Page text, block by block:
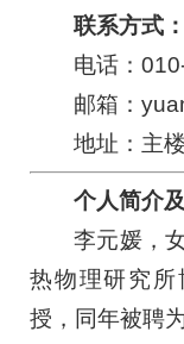
联系方式：
电话：
邮箱：
地址：主
个人简介
李元媛，
热物理研究
授，同年被聘